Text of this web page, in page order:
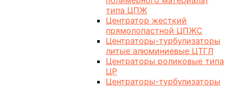
типа ЦПЖ
Центратор жесткий
прямолопастной ЦПЖС
Центраторы-турбулизаторы
литые алюминиевые ЦТГЛ
Центраторы роликовые типа
ЦР
Центраторы-турбулизаторы